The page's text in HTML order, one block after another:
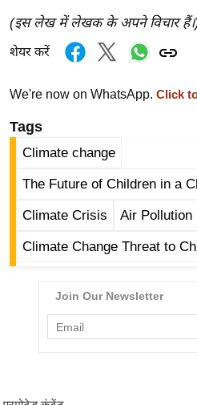
न
शि
रा
नी
ति
वि
ष
ण
मा
(इस लेख में लेखक के अपने विचार
शेयर करें
We're now on WhatsApp. Click
Tags
Climate change
The Future of Children in a
Climate Crisis Air Pollution
Climate Change Threat to